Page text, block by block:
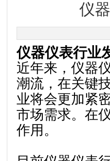
仪
仪器仪表行业
近年来，仪器
潮流，在关键
业将会更加紧
市场需求。在
作用。